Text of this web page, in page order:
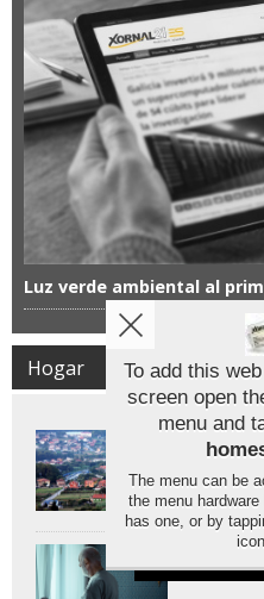
Luz verde ambiental al
Hogar
Los
comprar
debajo
cuadrado
Cómo
las
Aviso sobre
Utilizamos
lista de cookies
nuestra Política
To add this
screen open
menu and
The menu can be
the menu
has one, or by
icon